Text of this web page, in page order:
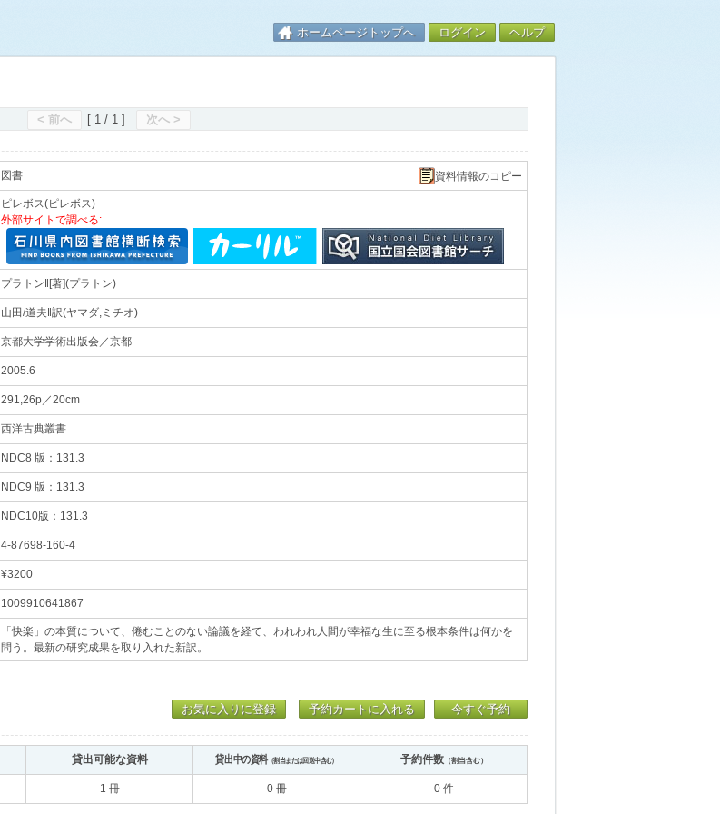
ホームページトップへ ログイン ヘルプ
< 前へ [ 1 / 1 ] 次へ >
図書 資料情報のコピー
ピレボス(ピレボス)
外部サイトで調べる:
プラトン‖[著](プラトン)
山田/道夫‖訳(ヤマダ,ミチオ)
京都大学学術出版会／京都
2005.6
291,26p／20cm
西洋古典叢書
NDC8 版：131.3
NDC9 版：131.3
NDC10版：131.3
4-87698-160-4
¥3200
1009910641867
「快楽」の本質について、倦むことのない論議を経て、われわれ人間が幸福な生に至る根本条件は何かを
問う。最新の研究成果を取り入れた新訳。
お気に入りに登録 予約カートに入れる 今すぐ予約
貸出可能な資料 貸出中の資料（割当または回送中含む） 予約件数（割当含む）
1 冊 0 冊 0 件